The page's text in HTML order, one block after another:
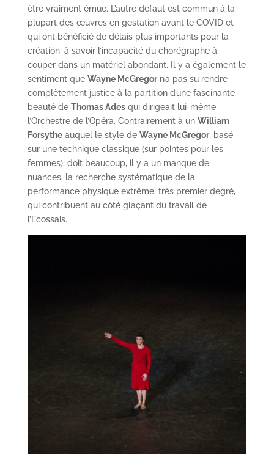
être vraiment émue. L’autre défaut est commun à la
plupart des œuvres en gestation avant le COVID et
qui ont bénéficié de délais plus importants pour la
création, à savoir l’incapacité du chorégraphe à
couper dans un matériel abondant. Il y a également le
sentiment que Wayne McGregorn’a pas su rendre
complètement justice à la partition d’une fascinante
beauté de Thomas Adesqui dirigeait lui-même
l’Orchestre de l’Opéra. Contrairement à un William
Forsytheauquel le style de Wayne McGregor, basé
sur une technique classique (sur pointes pour les
femmes), doit beaucoup, il y a un manque de
nuances, la recherche systématique de la
performance physique extrême, très premier degré,
qui contribuent au côté glaçant du travail de
l’Ecossais.